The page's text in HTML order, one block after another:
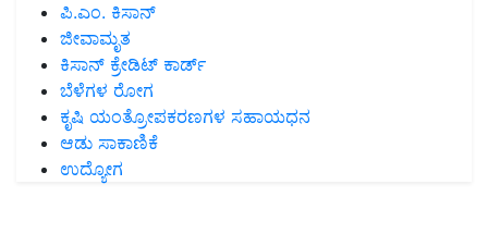
ಪಿ.ಎಂ. ಕಿಸಾನ್
ಜೀವಾಮೃತ
ಕಿಸಾನ್ ಕ್ರೇಡಿಟ್ ಕಾರ್ಡ್
ಬೆಳೆಗಳ ರೋಗ
ಕೃಷಿ ಯಂತ್ರೋಪಕರಣಗಳ ಸಹಾಯಧನ
ಆಡು ಸಾಕಾಣಿಕೆ
ಉದ್ಯೋಗ